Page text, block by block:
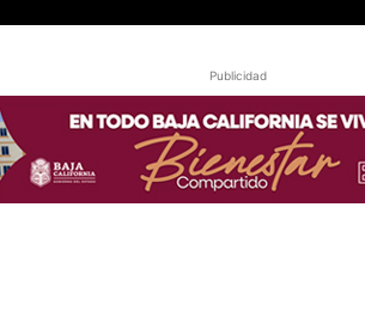
Publicidad